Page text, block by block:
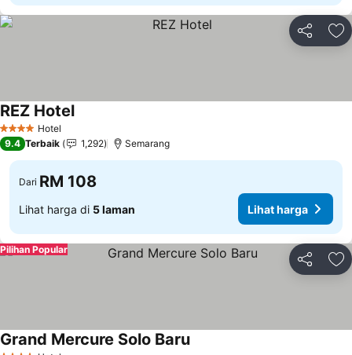
Kongsi
4 BintangHotel
REZ HotelLihat harga
9.4 Terbaik 1,292 Semarang
Dari RM 108
Lihat harga di 5 laman Lihat harga
Kongsi
Pilihan Popular
Grand Mercure Solo BaruLihat harga